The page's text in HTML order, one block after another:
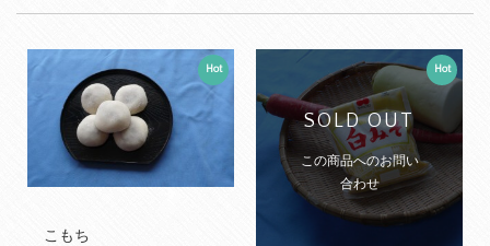
Hot
こもち
SOLD OUT
この商品へのお問い
合わせ
Hot